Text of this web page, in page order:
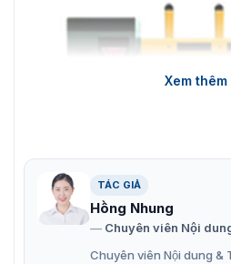
Xem thêm
TÁC GIẢ
Hồng Nhung
Chuyên viên Nội
Chuyên viên Nội dung &